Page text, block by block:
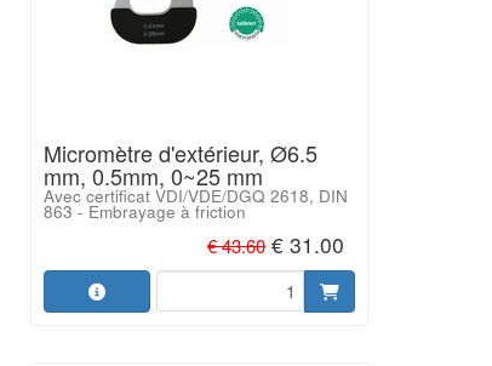
Micromètre d'extérieur, Ø6.5
mm, 0.5mm, 0~25 mm
Avec certificat VDI/VDE/DGQ 2618, DIN
863 - Embrayage à friction
€ 43.60 € 31.00